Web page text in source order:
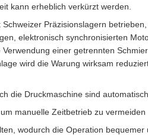
kann erheblich verkürzt werden.
Präzisionslagern
elektronisch synchronisierten
einer getrennten
wird die Warung wirksam
die Druckmaschine sind
manuelle Zeitbetrieb zu vermeiden
wodurch die Operation bequemer